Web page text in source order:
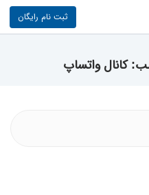
ثبت نام رایگان
کانال واتساپ